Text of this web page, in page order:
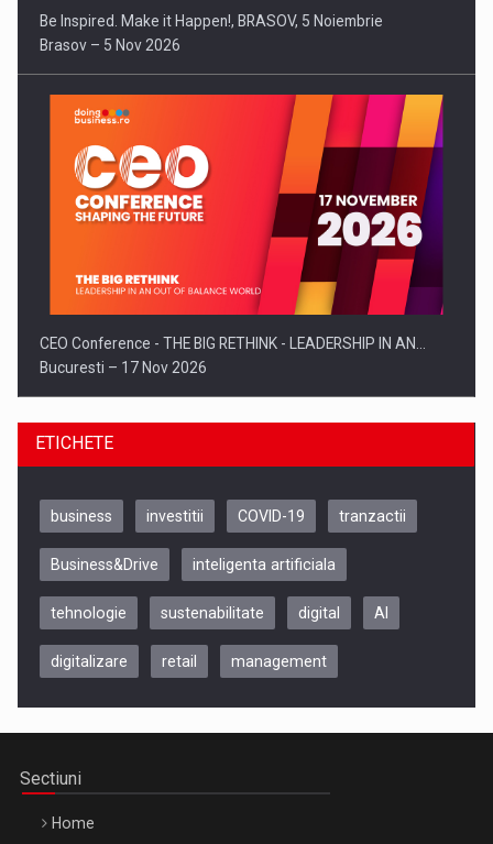
Be Inspired. Make it Happen!, BRASOV, 5 Noiembrie
Brasov – 5 Nov 2026
CEO Conference - THE BIG RETHINK - LEADERSHIP IN AN…
Bucuresti – 17 Nov 2026
Be Inspired. Make it Happen!, CLUJ, 9 Decembrie
ETICHETE
business investitii COVID-19 tranzactii
Business&Drive inteligenta artificiala
tehnologie sustenabilitate digital AI
digitalizare retail management
Sectiuni
Home